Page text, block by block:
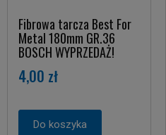
Fibrowa tarcza Best For
Metal 180mm GR.36
BOSCH WYPRZEDAŻ!
4,00 zł
Do koszyka